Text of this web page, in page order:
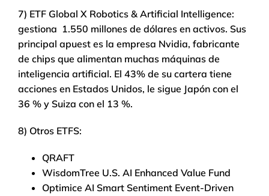
7) ETF Global X Robotics & Artificial Intelligence:
gestiona 1.550 millones de dólares en activos. Sus
principal apuest es la empresa Nvidia, fabricante
de chips que alimentan muchas máquinas de
inteligencia artificial. El 43% de su cartera tiene
acciones en Estados Unidos, le sigue Japón con el
36 % y Suiza con el 13 %.
8) Otros ETFS:
QRAFT
WisdomTree U.S. AI Enhanced Value Fund
Optimice AI Smart Sentiment Event-Driven